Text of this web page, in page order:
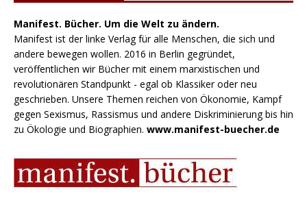
Manifest. Bücher. Um die Welt zu ändern.
Manifest ist der linke Verlag für alle Menschen, die sich und
andere bewegen wollen. 2016 in Berlin gegründet,
veröffentlichen wir Bücher mit einem marxistischen und
revolutionären Standpunkt - egal ob Klassiker oder neu
geschrieben. Unsere Themen reichen von Ökonomie, Kampf
gegen Sexismus, Rassismus und andere Diskriminierung bis hin
zu Ökologie und Biographien. www.manifest-buecher.de